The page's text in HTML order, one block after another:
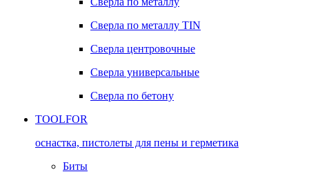
Сверла по металлу TIN
Сверла центровочные
Сверла универсальные
Сверла по бетону
TOOLFOR
оснастка, пистолеты для пены и герметика
Биты